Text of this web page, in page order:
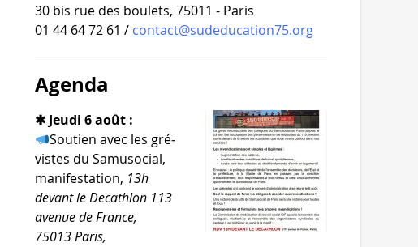
30 bis rue des boulets, 75011 - Paris
01 44 64 72 61 / contact@sudeducation75.org
Agenda
✱ Jeudi 6 août :
Soutien avec les gré­
vistes du Samusocial,
mani­fes­ta­tion, 13h
devant le Decathlon 113
ave­nue de France,
75013 Paris,